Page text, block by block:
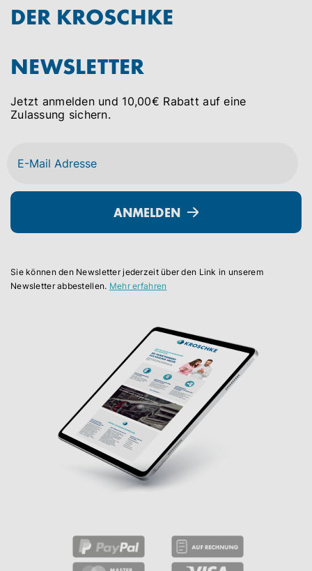
DER KROSCHKE
NEWSLETTER
Jetzt anmelden und 10,00€ Rabatt auf eine
Zulassung sichern.
ANMELDEN
Sie können den Newsletter jederzeit über den Link in unserem
Newsletter abbestellen. Mehr erfahren